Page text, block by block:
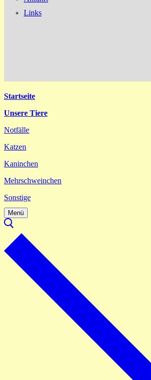
Links
Startseite
Unsere Tiere
Notfälle
Katzen
Kaninchen
Mehrschweinchen
Sonstige
Menü